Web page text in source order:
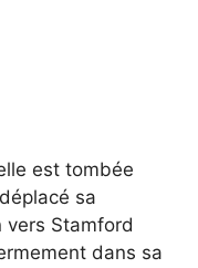
est tombée
sa
vers Stamford
dans sa